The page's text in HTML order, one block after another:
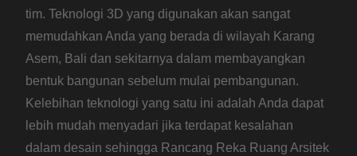
tim. Teknologi 3D yang digunakan akan sangat
memudahkan Anda yang berada di wilayah Karang
Asem, Bali dan sekitarnya dalam membayangkan
bentuk bangunan sebelum mulai pembangunan.
Kelebihan teknologi yang satu ini adalah Anda dapat
lebih mudah menyadari jika terdapat kesalahan
dalam desain sehingga Rancang Reka Ruang Arsitek